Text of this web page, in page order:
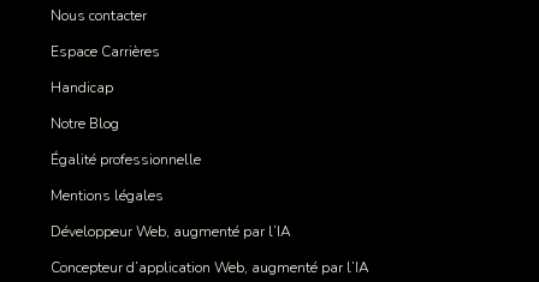
Nous contacter
Espace Carrières
Handicap
Notre Blog
Égalité professionnelle
Mentions légales
Développeur Web, augmenté par l’IA
Concepteur d’application Web, augmenté par l’IA